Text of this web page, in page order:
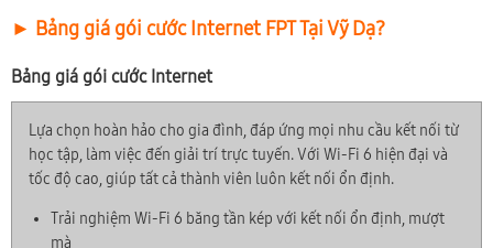
► Bảng giá gói cước Internet FPT Tại Vỹ Dạ?
Bảng giá gói cước Internet
Lựa chọn hoàn hảo cho gia đình, đáp ứng mọi nhu cầu kết nối từ
học tập, làm việc đến giải trí trực tuyến. Với Wi-Fi 6 hiện đại và
tốc độ cao, giúp tất cả thành viên luôn kết nối ổn định.
Trải nghiệm Wi-Fi 6 băng tần kép với kết nối ổn định, mượt
mà